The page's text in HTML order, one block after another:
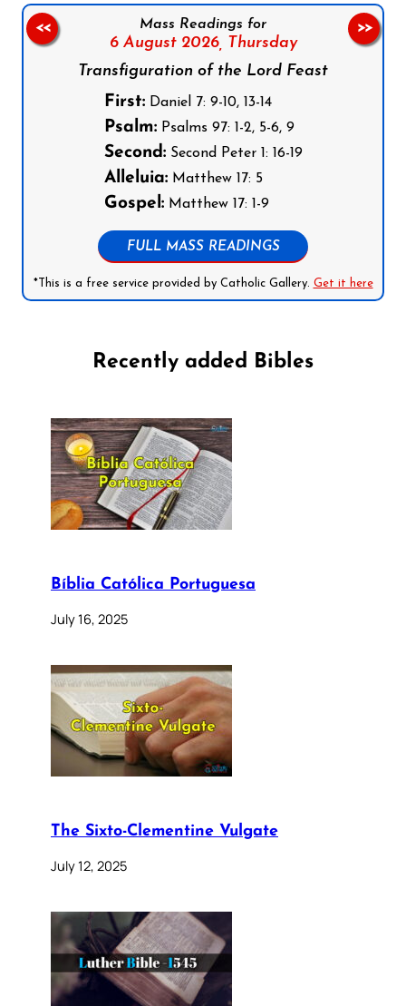
Mass Readings for
6 August 2026, Thursday
Transfiguration of the Lord Feast
First:Daniel 7: 9-10, 13-14
Psalm:Psalms 97: 1-2, 5-6, 9
Second:Second Peter 1: 16-19
Alleluia:Matthew 17: 5
Gospel:Matthew 17: 1-9
FULL MASS READINGS
*This is a free service provided by Catholic Gallery. Get it here
<< >>
Recently added Bibles
Bíblia Católica Portuguesa
July 16, 2025
The Sixto-Clementine Vulgate
July 12, 2025